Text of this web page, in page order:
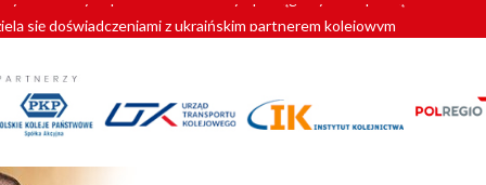
się doświadczeniami z ukraińskim partnerem kolejowym
Vectrony na 230 km/h
pociągi od PESA. Sześć nowoczesnych ELF-ów wyjedzie na tory w
180 nowych pracowników drużyn pociągowych od początku roku